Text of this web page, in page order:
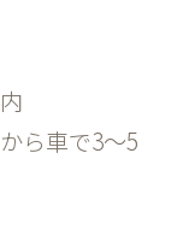
ら車で3〜5